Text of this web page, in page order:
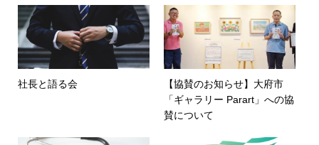
社長と語る会
【協賛のお知らせ】大府市
「ギャラリー Parart」への協
賛について